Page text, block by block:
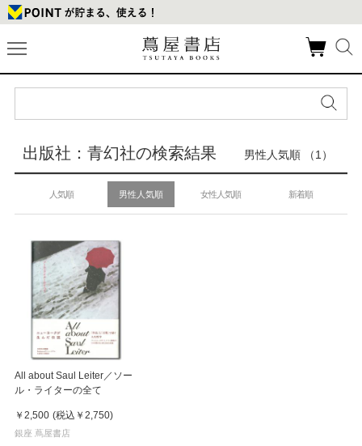
出版社：青幻社の検索結果 男性人気順 （1）
人気順 男性人気順 女性人気順 新着順
All about Saul Leiter／ソー
ル・ライターの全て
￥2,500 (税込 ￥2,750)
銀座 蔦屋書店